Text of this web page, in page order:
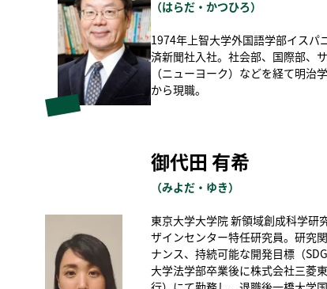
（はらだ・かつひろ）
1974年上智大学外国語学部イスパ
済新聞社入社。社会部、国際部、
（ニューヨーク）などを経て明治
から現職。
御代田 有希
（みよだ・ゆき）
東京大学大学院 新領域創成科学研
ザインセンター特任研究員。研究
ナンス、持続可能な開発目標（
大学法学部卒業後に株式会社三菱